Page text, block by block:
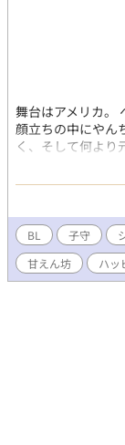
舞台はアメリカ。
顔立ちの中にやん
く、そして何より
在だ。 ジョンは
事に誇りを持ちな
る。 彼は全米で
が、ヘンリーに対
5年前に交通事故
られている。 し
子の面倒をいつも
仕方なく、部下の
発端で離婚。そ
BL 子守
甘えん坊
ハッ